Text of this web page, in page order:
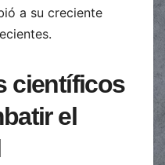
a su creciente
científicos
el